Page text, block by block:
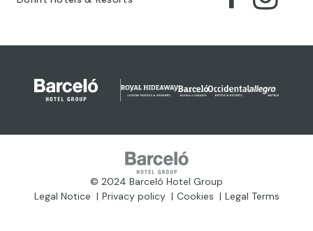
© 2024 Barceló Hotel Group
Legal Notice
Privacy policy Cookies Legal Terms